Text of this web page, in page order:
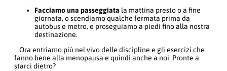
Facciamo una passeggiata la mattina presto o a fine
giornata, o scendiamo qualche fermata prima da
autobus e metro, e proseguiamo a piedi fino alla nostra
destinazione.
Ora entriamo più nel vivo delle discipline e gli esercizi che
fanno bene alla menopausa e quindi anche a noi. Pronte a
starci dietro?